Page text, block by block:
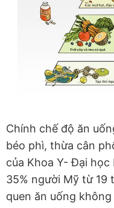
Chính chế độ ăn
béo phì, thừa cân
của Khoa Y- Đại
35% người Mỹ từ 19
quen ăn uống